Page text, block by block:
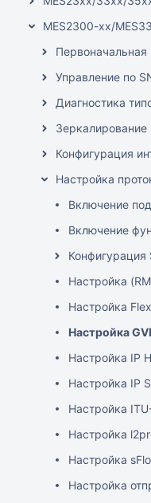
MES2300-xx/
Управление по
Диагностика
Конфигурация
Настройка
Включение
Включение
Настройка
Настройка
Настройка
Настройка IP
Настройка IP
Настройка
Настройка
Настройка
Настройка